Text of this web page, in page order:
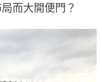
而大開便門？